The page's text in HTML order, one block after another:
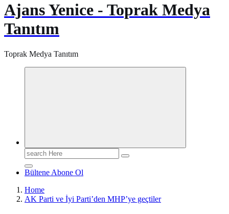
Ajans Yenice - Toprak Medya
Tanıtım
Toprak Medya Tanıtım
Search
for:
Bültene Abone Ol
Home
AK Parti ve İyi Parti’den MHP’ye geçtiler